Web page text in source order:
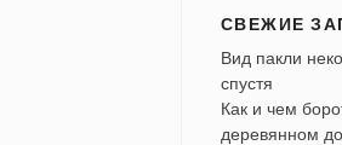
СВЕЖИЕ
Вид пакли
спустя
Как и чем
деревянном